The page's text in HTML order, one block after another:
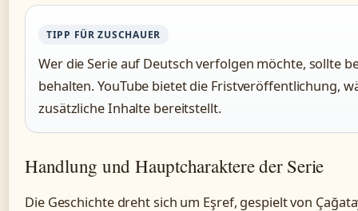
TIPP FÜR ZUSCHAUER
Wer die Serie auf Deutsch verfolgen möchte, sollte
behalten. YouTube bietet die Fristveröffentlichung,
zusätzliche Inhalte bereitstellt.
Handlung und Hauptcharaktere der Serie
Die Geschichte dreht sich um Eşref, gespielt von